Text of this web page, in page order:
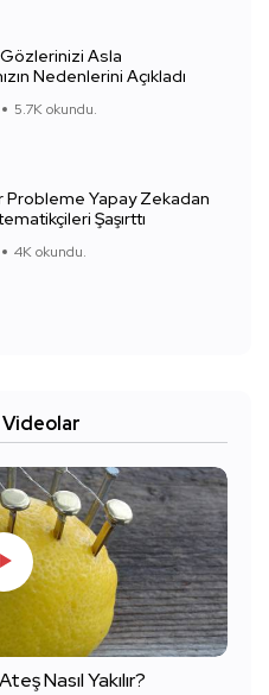
Asla
Nedenlerini Açıkladı
5.7K okundu.
Probleme Yapay Zekadan
Şaşırttı
4K okundu.
Nasıl Yakılır?